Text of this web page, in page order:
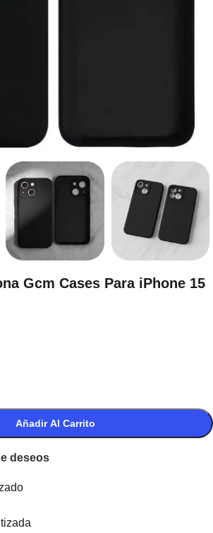
ampliar
Gcm Cases Para iPhone 15
Añadir Al Carrito
deseos